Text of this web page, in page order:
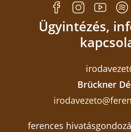
Ügyintézés,
Brückner
ferences